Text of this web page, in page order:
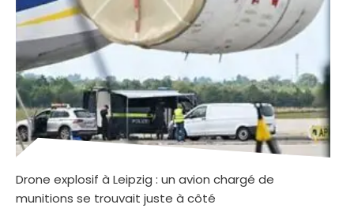
Drone explosif à Leipzig : un avion chargé de
munitions se trouvait juste à côté